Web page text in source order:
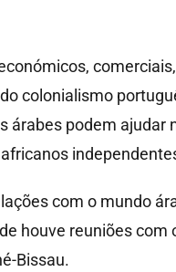
colonialismo
podem ajudar
com o mundo
houve reuniões com
Bissau.